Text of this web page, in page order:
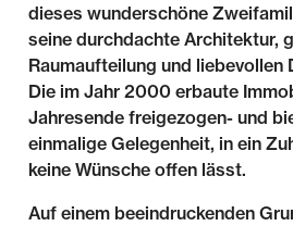
dieses wunderschöne
seine durchdachte Architektur,
Raumaufteilung und liebevollen
Die im Jahr 2000 erbaute
Jahresende freigezogen- und
einmalige Gelegenheit, in ein
keine Wünsche offen lässt.
Auf einem beeindruckenden